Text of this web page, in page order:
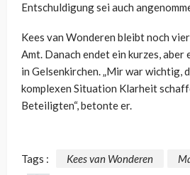
Entschuldigung sei auch
Kees van Wonderen bleibt noch
Amt. Danach endet ein kurzes,
in Gelsenkirchen. „Mir war wichtig,
komplexen Situation Klarheit
Beteiligten“, betonte er.
Tags : Kees van Wonderen